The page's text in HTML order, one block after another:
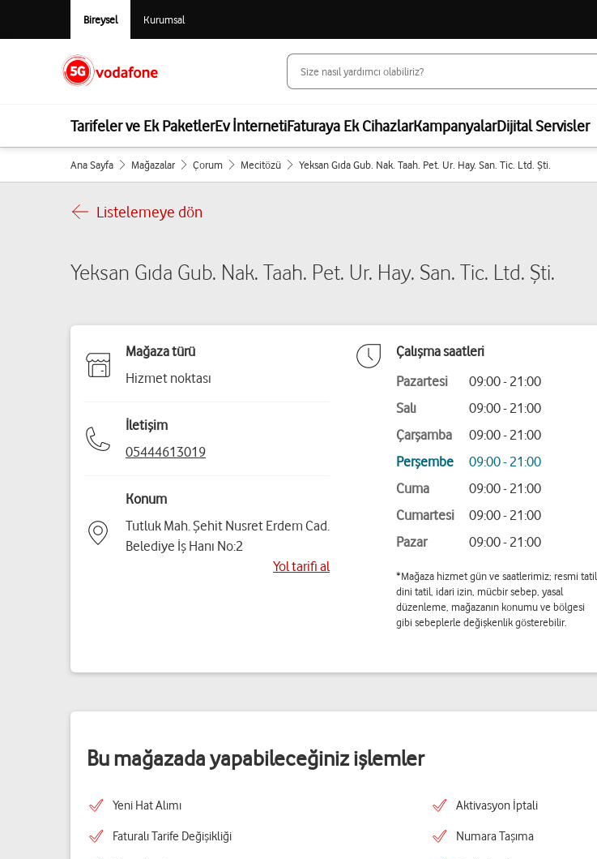
Bireysel Kurumsal
Tarifeler ve Ek PaketlerEv İnternetiFaturaya Ek CihazlarKampanyalarDijital Servisler
Ana Sayfa Mağazalar Çorum Mecitözü Yeksan Gıda Gub. Nak. Taah. Pet. Ur. Hay. San. Tic. Ltd. Şti.
Listelemeye dön
Yeksan Gıda Gub. Nak. Taah. Pet. Ur. Hay. San. Tic. Ltd. Şti.
Mağaza türü
Hizmet noktası
İletişim
05444613019
Konum
Tutluk Mah. Şehit Nusret Erdem Cad.
Belediye İş Hanı No:2
Yol tarifi al
Çalışma saatleri
Pazartesi
09:00 - 21:00
Salı
09:00 - 21:00
Çarşamba
09:00 - 21:00
Perşembe
09:00 - 21:00
Cuma
09:00 - 21:00
Cumartesi
09:00 - 21:00
Pazar
09:00 - 21:00
*Mağaza hizmet gün ve saatlerimiz; resmi tatil,
dini tatil, idari izin, mücbir sebep, yasal
düzenleme, mağazanın konumu ve bölgesi
gibi sebeplerle değişkenlik gösterebilir.
Bu mağazada yapabileceğiniz işlemler
Yeni Hat Alımı Aktivasyon İptali
Faturalı Tarife Değişikliği Numara Taşıma